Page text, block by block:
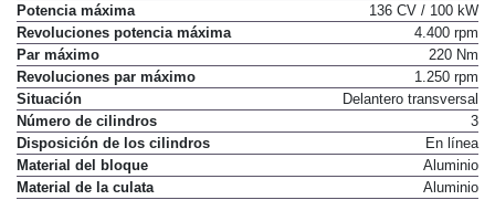
Potencia máxima
136 CV / 100 kW
Revoluciones potencia máxima
4.400 rpm
Par máximo
220 Nm
Revoluciones par máximo
1.250 rpm
Situación
Delantero transversal
Número de cilindros
3
Disposición de los cilindros
En línea
Material del bloque
Aluminio
Material de la culata
Aluminio